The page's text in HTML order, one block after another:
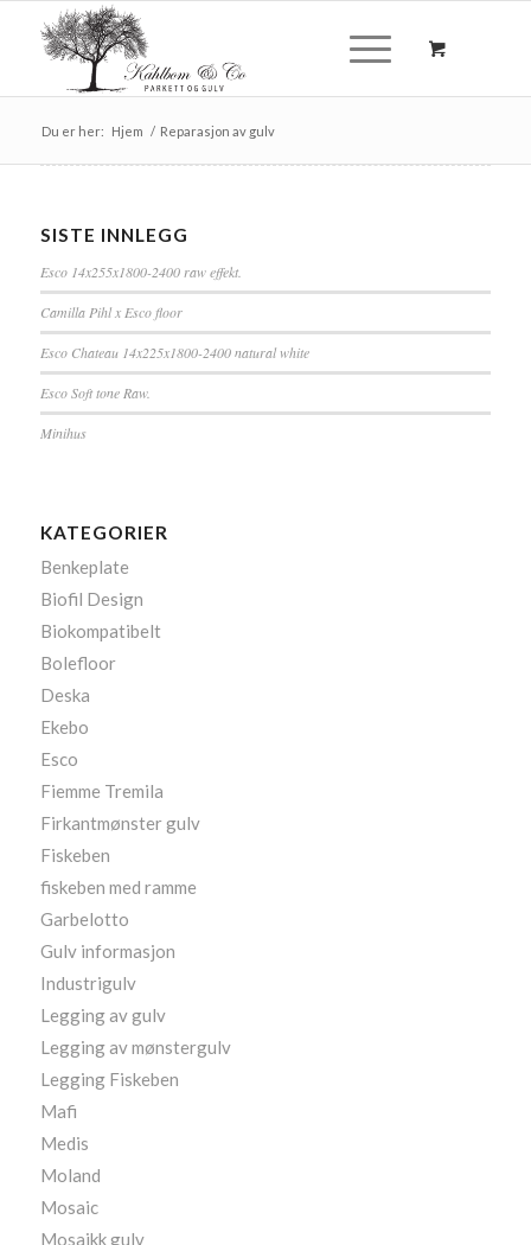
Du er her: Hjem / Reparasjon av gulv
SISTE INNLEGG
Esco 14x255x1800-2400 raw effekt.
Camilla Pihl x Esco floor
Esco Chateau 14x225x1800-2400 natural white
Esco Soft tone Raw.
Minihus
KATEGORIER
Benkeplate
Biofil Design
Biokompatibelt
Bolefloor
Deska
Ekebo
Esco
Fiemme Tremila
Firkantmønster gulv
Fiskeben
fiskeben med ramme
Garbelotto
Gulv informasjon
Industrigulv
Legging av gulv
Legging av mønstergulv
Legging Fiskeben
Mafi
Medis
Moland
Mosaic
Mosaikk gulv